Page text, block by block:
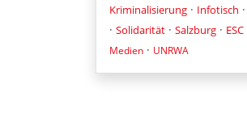
Kriminalisierung · Infotisch ·
· Solidarität · Salzburg · ESC
Medien · UNRWA